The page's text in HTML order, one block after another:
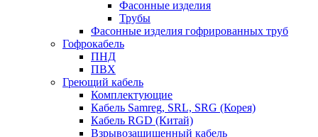
Фасонные изделия
Трубы
Фасонные изделия гофрированных труб
Гофрокабель
ПНД
ПВХ
Греющий кабель
Комплектующие
Кабель Samreg, SRL, SRG (Корея)
Кабель RGD (Китай)
Взрывозащищенный кабель